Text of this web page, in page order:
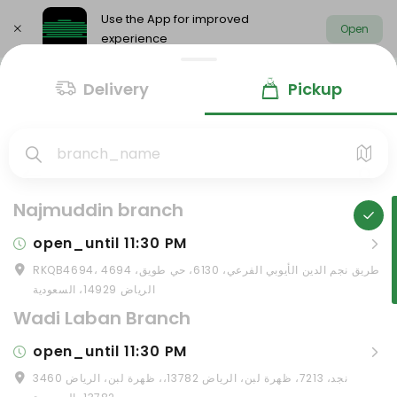
Use the App for improved
experience
Open
Select address
Offers
OFFERS
Delivery Pickup
Najmuddin branch
open_until 11:30 PM
txt_sunday
11:30 AM–11:30 PM
txt_monday
11:30 AM–11:30 PM
txt_tuesday
11:30 AM–11:30 PM
txt_wednesday
11:30 AM–11:30 PM
RKQB4694، 4694 طريق نجم الدين الأيوبي الفرعي، 6130، حي طويق،
الرياض 14929، السعودية
Wadi Laban Branch
open_until 11:30 PM
txt_sunday
11:30 AM–11:30 PM
3460 نجد، 7213، ظهرة لبن، الرياض 13782،، ظهرة لبن، الرياض